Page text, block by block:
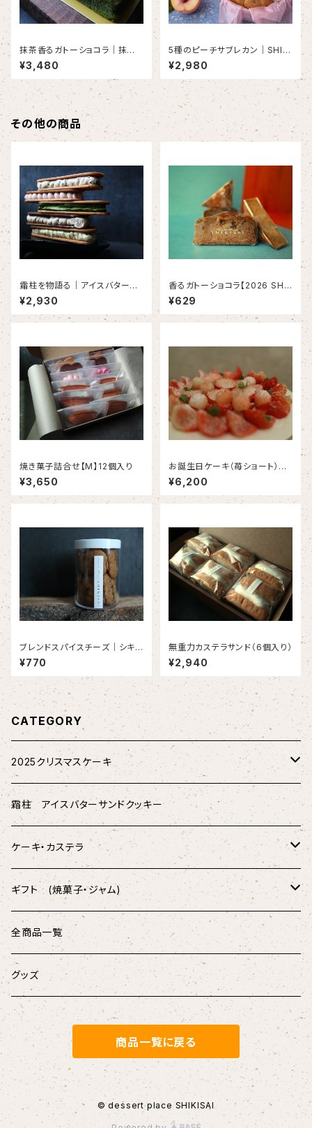
抹茶香るガトーショコラ｜抹茶×
グリーンレモン （1本入り）＜初
夏限定＞＜２０本限定＞＜６月
３日以降発送＞
¥3,480
5種のピーチサブレカン｜SHIKI
SAI PEACH COLLECTION
（１缶）＜2０個限定＞
¥2,980
その他の商品
霜柱を物語る｜アイスバターサ
ンドクッキー（5本入り）
¥2,930
香るガトーショコラ【2026 SHI
KISAI Chocolate Collectio
n】（１個 ）
¥629
焼き菓子詰合せ【M】12個入り
¥3,650
お誕生日ケーキ（苺ショート）｜
PAVLOVA 直径18cm 〈約6
～8名様〉
¥6,200
ブレンドスパイスチーズ｜シキサ
イサブレ（1個）
¥770
無重力カステラサンド（6個入り）
¥2,940
CATEGORY
2025クリスマスケーキ
★配送★
★店頭受取★
霜柱 アイスバターサンドクッキー
ケーキ・カステラ
薫製チーズケーキ
樹皮 エクレア
無重力カステラ
【定番】メープル
その他
【店頭受取】ホールケーキ
濃縮ロールケーキ
香るガトーショコラ
ギフト (焼菓子・ジャム)
シキサイサブレ
果蜜 (フルーツキャラメル)
マドレーヌ・フィナンシェ
クッキーカン
チョコレート
全商品一覧
グッズ
商品一覧に戻る
© dessert place SHIKISAI